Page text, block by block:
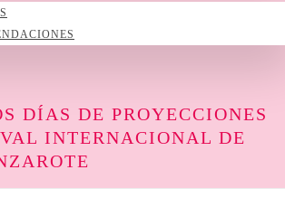
DÍAS DE PROYECCIONES
INTERNACIONAL DE